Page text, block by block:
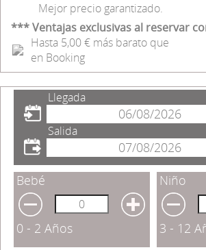
Mejor precio garantizado.
*** Ventajas exclusivas al reservar
Hasta 5,00 € más barato que
en Booking
Llegada
Salida
Bebé
0 - 2 Años
Niño
3 - 12